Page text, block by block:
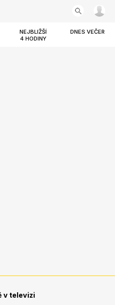
NEJBLIŽŠÍ
4 HODINY
DNES VEČER
v televizi